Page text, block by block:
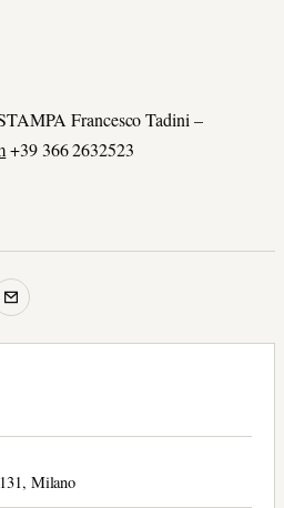
Francesco Tadini –
+39 366 2632523
Milano